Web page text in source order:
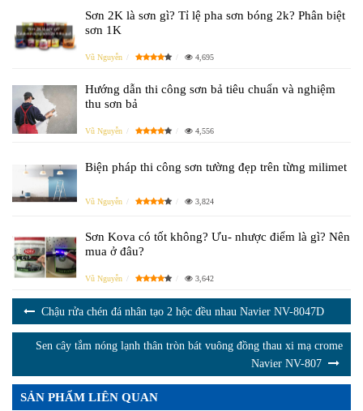
Sơn 2K là sơn gì? Tỉ lệ pha sơn bóng 2k? Phân biệt
sơn 1K
Vũ Nguyễn 4,695
Hướng dẫn thi công sơn bả tiêu chuẩn và nghiệm
thu sơn bả
Vũ Nguyễn 4,556
Biện pháp thi công sơn tường đẹp trên từng milimet
Vũ Nguyễn 3,824
Sơn Kova có tốt không? Ưu- nhược điểm là gì? Nên
mua ở đâu?
Vũ Nguyễn 3,642
Chậu rửa chén đá nhân tạo 2 hộc đều nhau Navier NV-8047D
Sen cây tắm nóng lạnh thân tròn bát vuông đồng thau xi mạ crome
Navier NV-807
SẢN PHẨM LIÊN QUAN